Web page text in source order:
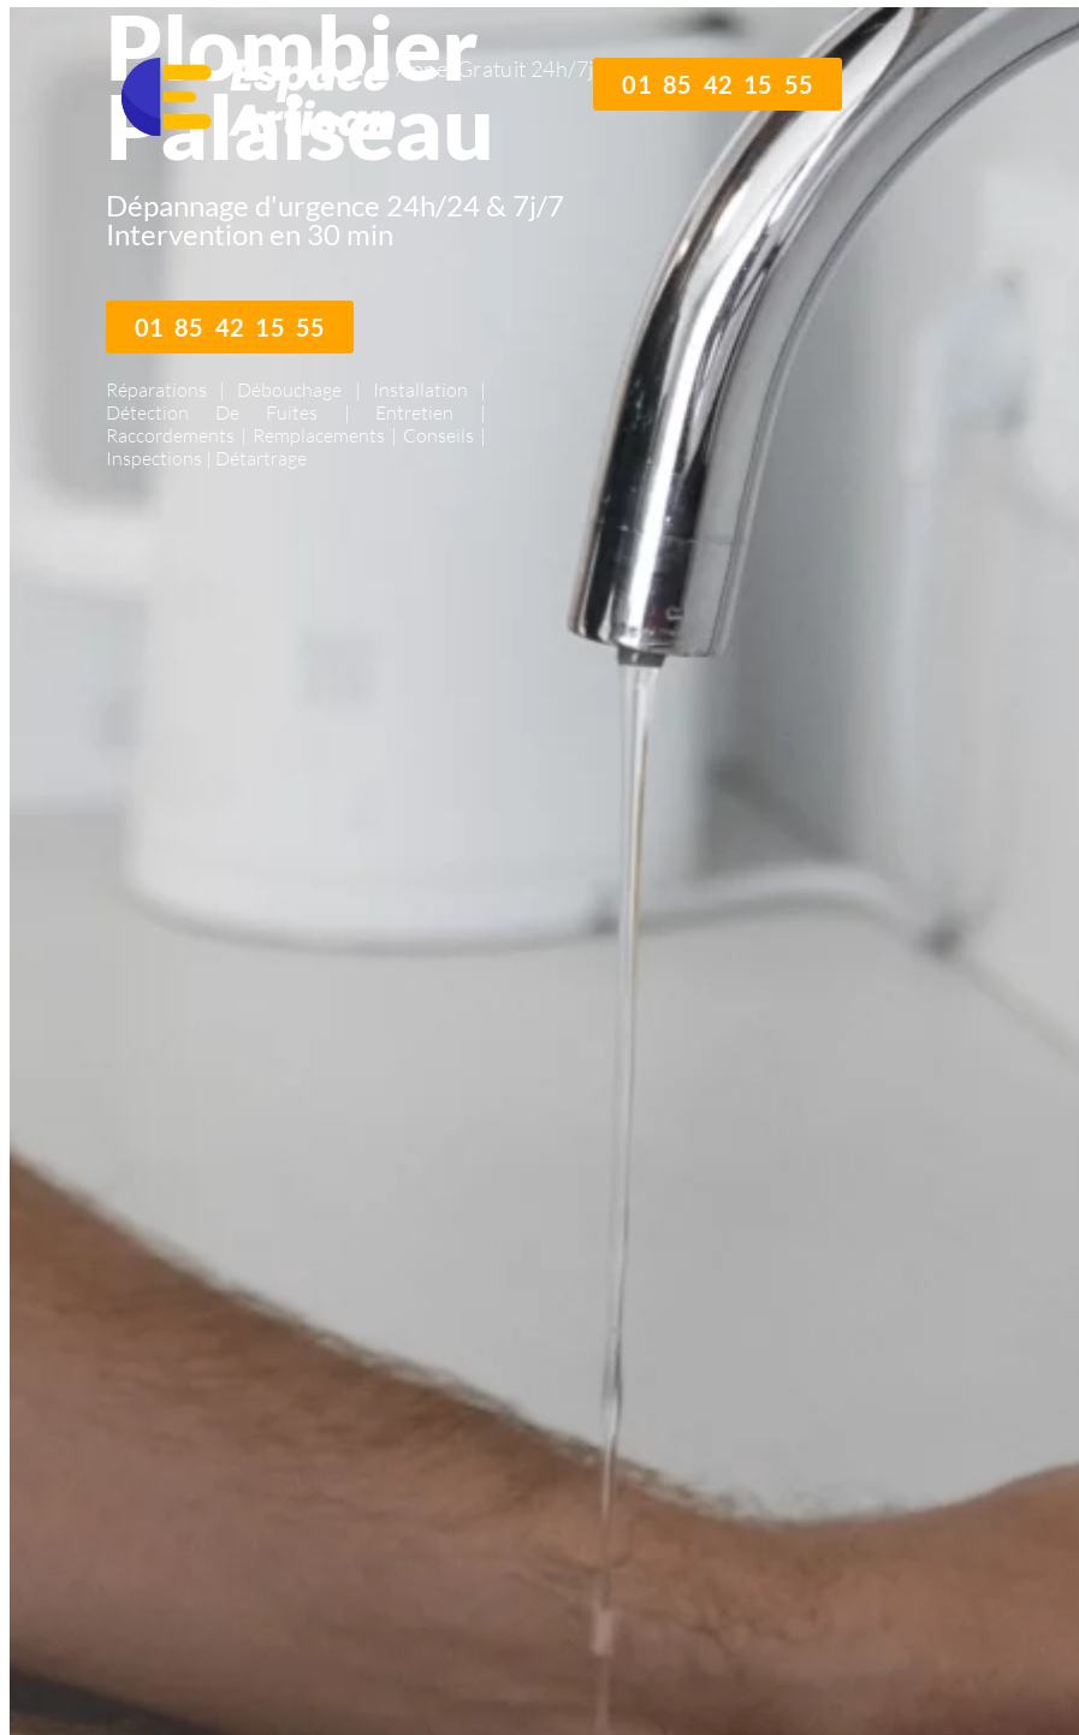
Appel Gratuit 24h/7j
01 85 42 15 55
Plombier
Palaiseau
Dépannage d'urgence 24h/24 & 7j/7
Intervention en 30 min
01 85 42 15 55
Réparations | Débouchage | Installation |
Détection De Fuites | Entretien |
Raccordements | Remplacements | Conseils |
Inspections | Détartrage